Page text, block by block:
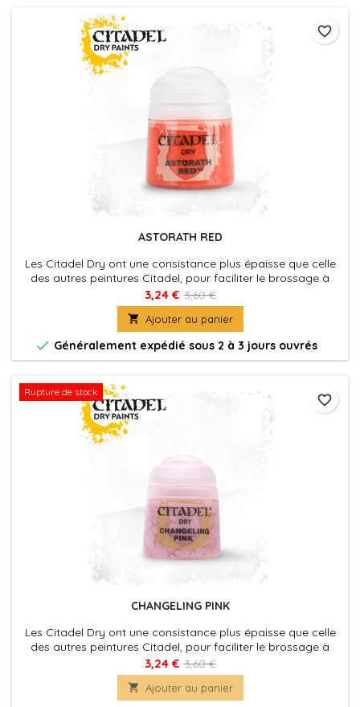
ASTORATH RED
Les Citadel Dry ont une consistance plus épaisse que celle
des autres peintures Citadel, pour faciliter le brossage à
sec, qui est une technique commode pour faire ressortir les
détails d'une figurine, ou pour appliquer les éclaircissements
vite et facilement.
3,24 € 3,60 €
 Ajouter au panier
 Généralement expédié sous 2 à 3 jours ouvrés
favorite_border
Rupture de stock
CHANGELING PINK
Les Citadel Dry ont une consistance plus épaisse que celle
des autres peintures Citadel, pour faciliter le brossage à
sec, qui est une technique commode pour faire ressortir les
détails d'une figurine, ou pour appliquer les éclaircissements
vite et facilement.
3,24 € 3,60 €
 Ajouter au panier
favorite_border